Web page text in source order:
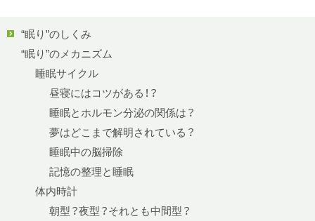
“眠り”のしくみ
“眠り”のメカニズム
睡眠サイクル
昼寝にはコツがある！？
睡眠とホルモン分泌の関係は？
夢はどこまで解明されている？
睡眠中の脳掃除
記憶の整理と睡眠
体内時計
朝型？夜型？それとも中間型？